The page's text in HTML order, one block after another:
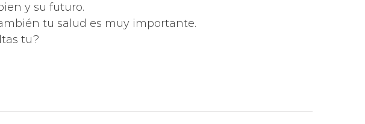
y su futuro.
tu salud es muy importante.
tu?